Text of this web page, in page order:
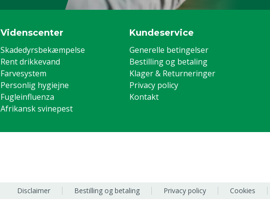
Videnscenter
Skadedyrsbekæmpelse
Rent drikkevand
Farvesystem
Personlig hygiejne
Fugleinfluenza
Afrikansk svinepest
Kundeservice
Generelle betingelser
Bestilling og betaling
Klager & Returneringer
Privacy policy
Kontakt
Disclaimer Bestilling og betaling Privacy policy Cookies